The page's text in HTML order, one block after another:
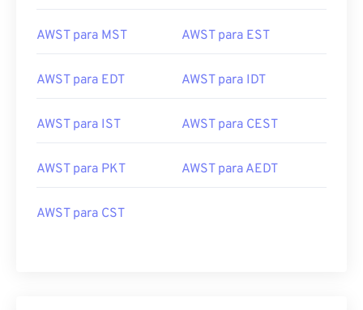
AWST para MST AWST para EST
AWST para EDT AWST para IDT
AWST para IST AWST para CEST
AWST para PKT AWST para AEDT
AWST para CST